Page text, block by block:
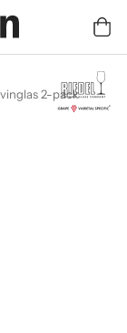
2-pack